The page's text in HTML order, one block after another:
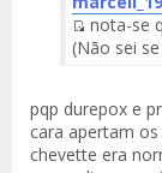
Fuente
nota-se
(Não sei
pqp durepox e
cara apertam
chevette era